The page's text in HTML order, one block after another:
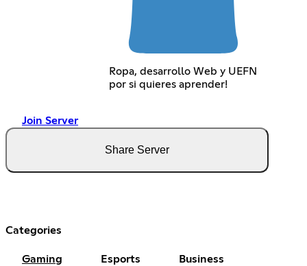
Ropa, desarrollo Web y UEFN
por si quieres aprender!
Join Server
Share Server
Categories
Gaming Esports Business